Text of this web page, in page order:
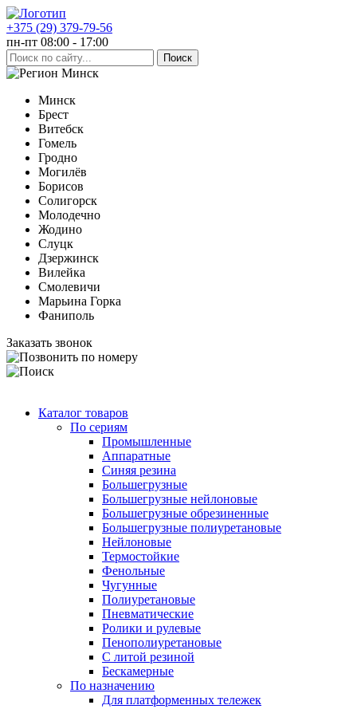
+375 (29) 379-79-56
пн-пт 08:00 - 17:00
Минск
Минск
Брест
Витебск
Гомель
Гродно
Могилёв
Борисов
Солигорск
Молодечно
Жодино
Слуцк
Дзержинск
Вилейка
Смолевичи
Марьина Горка
Фаниполь
Заказать звонок
Каталог товаров
По сериям
Промышленные
Аппаратные
Синяя резина
Большегрузные
Большегрузные нейлоновые
Большегрузные обрезиненные
Большегрузные полиуретановые
Нейлоновые
Термостойкие
Фенольные
Чугунные
Полиуретановые
Пневматические
Ролики и рулевые
Пенополиуретановые
С литой резиной
Бескамерные
По назначению
Для платформенных тележек